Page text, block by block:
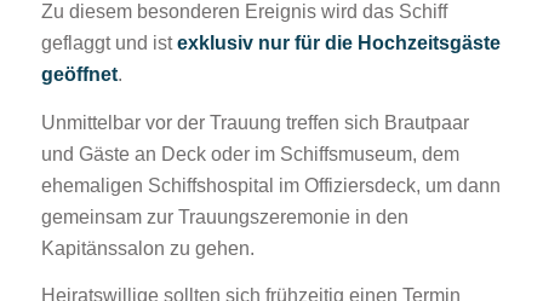
Zu diesem besonderen Ereignis wird das Schiff
geflaggt und istexklusiv nur für die Hochzeitsgäste
geöffnet.
Unmittelbar vor der Trauung treffen sich Brautpaar
und Gäste an Deck oder im Schiffsmuseum, dem
ehemaligen Schiffshospital im Offiziersdeck, um dann
gemeinsam zur Trauungszeremonie in den
Kapitänssalon zu gehen.
Heiratswillige sollten sich frühzeitig einen Termin